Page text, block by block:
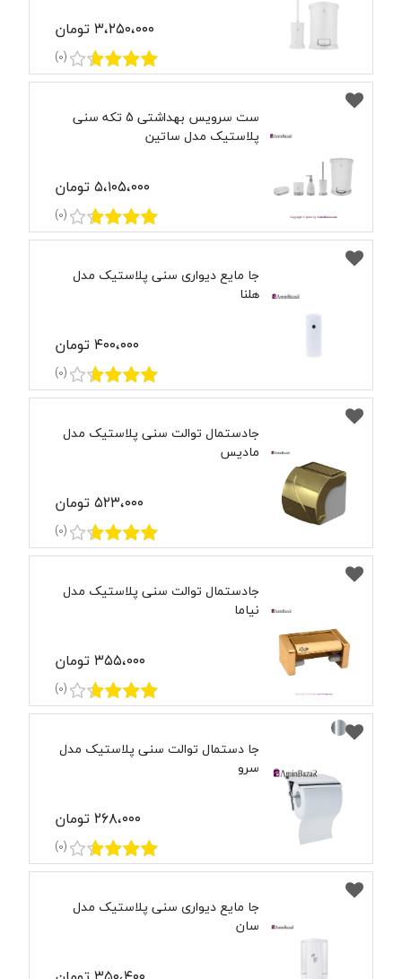
۳،۲۵۰،۰۰۰ تومان
(0)
ست سرویس بهداشتی 5 تکه سنی
پلاستیک مدل ساتین
۵،۱۰۵،۰۰۰ تومان
(0)
جا مایع دیواری سنی پلاستیک مدل
هلنا
۴۰۰،۰۰۰ تومان
(0)
جادستمال توالت سنی پلاستیک مدل
مادیس
۵۲۳،۰۰۰ تومان
(0)
جادستمال توالت سنی پلاستیک مدل
نیاما
۳۵۵،۰۰۰ تومان
(0)
جا دستمال توالت سنی پلاستیک مدل
سرو
۲۶۸،۰۰۰ تومان
(0)
جا مایع دیواری سنی پلاستیک مدل
سان